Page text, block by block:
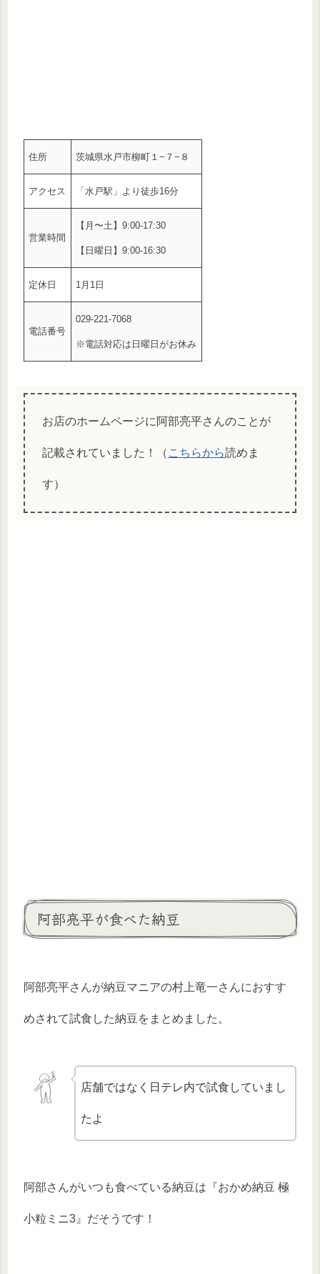
住所 茨城県水戸市柳町１−７−８
アクセス 「水戸駅」より徒歩16分
営業時間
【月〜土】9:00-17:30
【日曜日】9:00-16:30
定休日 1月1日
電話番号
029-221-7068
※電話対応は日曜日がお休み
お店のホームページに阿部亮平さんのことが
記載されていました！（ こちらから読めま
す）
阿部亮平が食べた納豆
阿部亮平さんが納豆マニアの村上竜一さんにおすす
めされて試食した納豆をまとめました。
店舗ではなく日テレ内で試食していまし
たよ
阿部さんがいつも食べている納豆は『おかめ納豆 極
小粒ミニ3』だそうです！